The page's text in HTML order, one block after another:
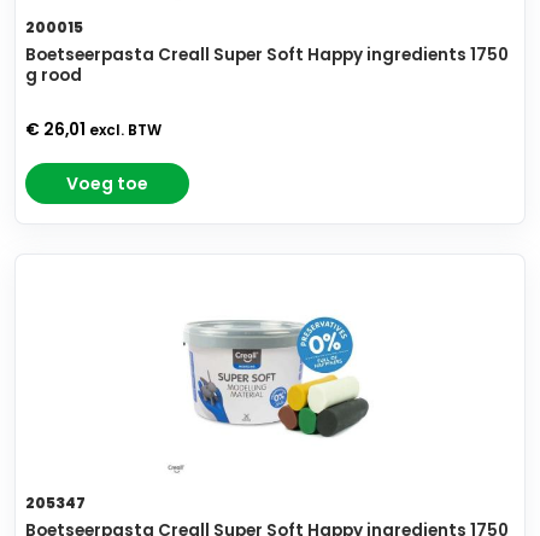
200015
Boetseerpasta Creall Super Soft Happy ingredients 1750
g rood
€ 26,01 excl. BTW
Voeg toe
205347
Boetseerpasta Creall Super Soft Happy ingredients 1750